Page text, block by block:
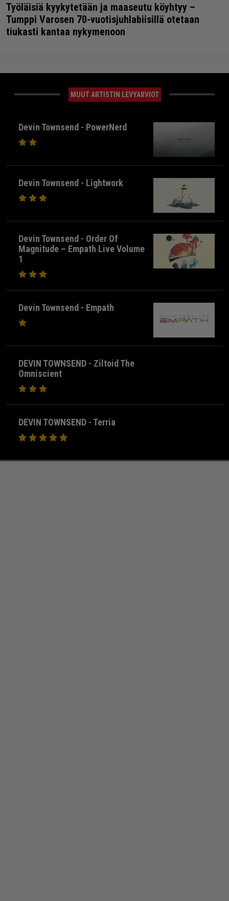
Työläisiä kyykytetään ja maaseutu köyhtyy –
Tumppi Varosen 70-vuotisjuhlabiisillä otetaan
tiukasti kantaa nykymenoon
MUUT ARTISTIN LEVYARVIOT
Devin Townsend - PowerNerd
Devin Townsend - Lightwork
Devin Townsend - Order Of
Magnitude – Empath Live Volume
1
Devin Townsend - Empath
DEVIN TOWNSEND - Ziltoid The
Omniscient
DEVIN TOWNSEND - Terria